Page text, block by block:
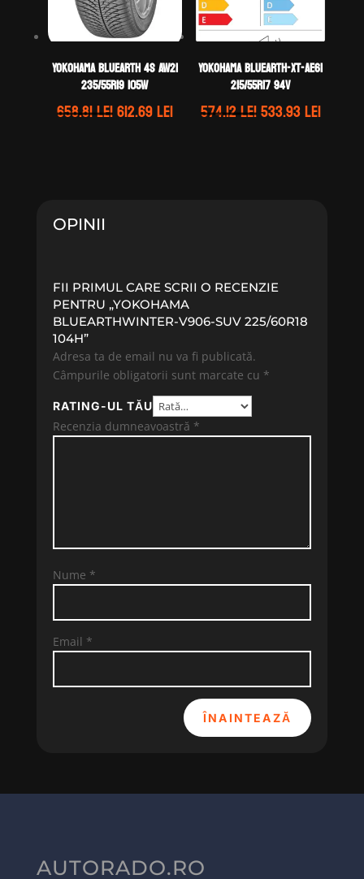
Yokohama BLUEARTH 4S AW21
235/55R19 105W
658.81leiPrețul
612.69leiPrețul
Yokohama BLUEARTH-XT-AE61
215/55R17 94V
574.12leiPrețul
533.93leiPrețul
OPINII
FII PRIMUL CARE SCRII O RECENZIE
PENTRU „YOKOHAMA
BLUEARTHWINTER-V906-SUV 225/60R18
104H”
Adresa ta de email nu va fi publicată.
Câmpurile obligatorii sunt marcate cu *
RATING-UL TĂU
Recenzia dumneavoastră *
Nume *
Email *
ÎNAINTEAZĂ
AUTORADO.RO